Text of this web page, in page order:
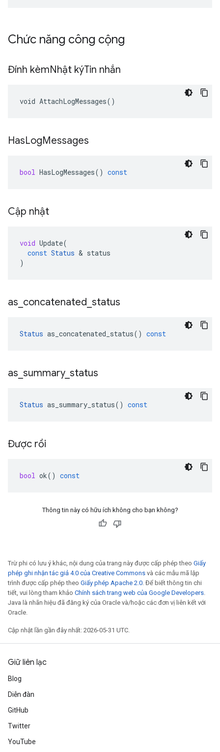
Chức năng công cộng
Đính kèmNhật kýTin nhắn
void AttachLogMessages()
HasLogMessages
bool HasLogMessages() const
Cập nhật
void Update(
const Status & status
)
as concatenated status
Status as_concatenated_status() const
as summary_ status
Status as_summary_status() const
Được rồi
bool ok() const
Thông tin này có hữu ích không cho bạn không?
Trừ phi có lưu ý khác, nội dung của trang này được cấp phép theo Giấy
phép ghi nhận tác giả 4.0 của Creative Commons và các mẫu mã lập
trình được cấp phép theo Giấy phép Apache 2.0. Để biết thông tin chi
tiết, vui lòng tham khảo Chính sách trang web của Google Developers.
Java là nhãn hiệu đã đăng ký của Oracle và/hoặc các đơn vị liên kết với
Oracle.
Cập nhật lần gần đây nhất: 2026-05-31 UTC.
Giữ liên lạc
Blog
Diễn đàn
GitHub
Twitter
YouTube